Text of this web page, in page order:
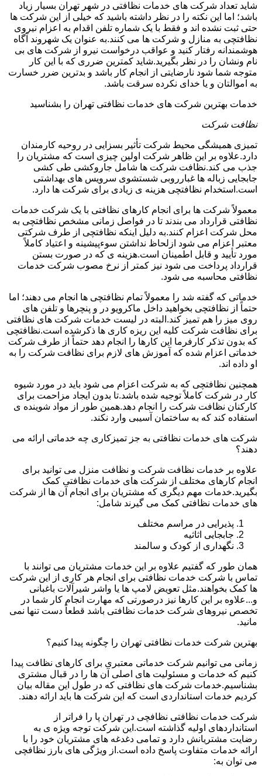
شاید تعداد شرکت های خدمات نظافتی در شهر تهران بسیار زیاد
باشد؛ اما این نکته را در نظر داشته باشید که خیلی از این شرکت ها
حتی ثبت نشده اند و فقط با یک شماره تلفن اقدام به اعزام نیروی
نظافتچی به منازل و شرکت ها می کنند.به عنوان یک شهروند آگاه
هوشمندانه رفتار کنید و عواقب درخواست نیرو از شرکت های بی
نام ونشان را در نظر بگیرید.شاید کمترین ضرری که با این کار
متوجه شما شود نارضایتی از انجام کار باشد و بدترین ضرر خسارت
به اموالتان و یا خدای نکرده سرقت باشد.
خدمات بهترین شرکت های خدمات نظافتی تهران را بشناسید
نظافت شرکت
تمیزی همیشگی محیط شرکت تأثیر بسزایی در روحیه کارمندان
دارد.علاوه بر این ظاهر شرکت اولین چیزی است که مشتریان را
جذب می کند.نظافت شرکت ها شامل جاروکشی طی کشی
جابجایی زباله ها غبارروبی شستشوی سرویس های بهداشتی
است.استخدام نظافتچی هزینه ی زیادی برای شرکت ها دارد.
معمولاً شرکت ها برای انجام کارهای نظافتی با یک شرکت خدمات
نظافتی قرارداد می بندند تا در فواصل زمانی مشخص نظافتچی به
محل شرکت اعزام کنند.به دلیل اینکه نظافتچی از طرف شرکتی
معتبر اعزام می شود ازلحاظ نداشتن سوءپیشینه و اعتیاد کاملاً
مورد تأیید و قابل اطمینان است.هزینه ی که در صورت بستن
قرارداد پرداخت می شود نیز کمتر از نرخ مصوب شرکت خدمات
نظافتی محاسبه می شود.
خدماتی که گفته شد را معمولاً تمام نظافتچی ها انجام می دهند؛ اما
حتماً از نظافتچی بخواهید داخل ماکرویو در و پنچرها و تلفن های
روی میز را هم تمیز کند.البته در لیست خدمات شرکت های نظافتی
برای نظافت شرکت کلیه این ریزه کاری ها ذکرشده است.نظافتچی
که بدون تذکر کارفرما این کارها را انجام دهد حتماً از طرف شرکت
خدماتی اعزام شده که آموزش های لازم برای نظافت شرکت را به
او داده اند.
همچنین نظافتچی که به شرکت اعزام می شود باید در مورد شیوه
کار در شرکت کاملاً توجیه شده باشد.تا بدون ایجاد مزاحمت برای
کارکنان نظافت شرکت را انجام دهد.همین طور از مواد شوینده ی
استفاده کند که به ساختمان آسیبی وارد نکند.
شرکت های خدمات نظافتی به جز تمیزکاری چه خدماتی ارائه می
دهند؟
علاوه بر خدمات نظافت شرکت و نظافت منزل می توانید برای
انجام کارهای مختلف از شرکت های خدمات نظافتی کمک
بگیرید.خدمات مهم دیگری که مشتریان برای انجام آن ها از شرکت
های خدمات نظافتی کمک می گیرند شامل:
پذیرایی در مراسم مختلف
جابجایی اثاثیه
نگهداری از کودک و سالمند
همان طور که گفتیم علاوه بر این خدمات مشتریان می توانند با
تماس با شرکت خدمات نظافتی برای انجام هر کاری از این شرکت
ها کمک بخواهند.مثل تعویض لامپ ها یا واشر شیرآلات باغبانی
و...علاوه بر این کارها نیز درصورتی که مهارت انجام کار شما در
تخصص نیروهای شرکت خدمات نظافتی باشد قطعاً دست تنها نمی
مانید.
بهترین شرکت خدمات نظافتی تهران را چگونه پیدا کنیم؟
زمانی می توانیم شرکت خدماتی معتبری برای کارهای نظافت پیدا
کنیم که خدمات و مسئولیت های اصلی آن ها را در قبال مشتری
بشناسیم.خدمات شرکت های نظافتی که در طول این مقاله بیان
کردیم خدمات استانداردی است که این شرکت ها باید ارائه دهند.
شرکت خدمات نظافتی نظافچی در تهران پا را فراتر از
استانداردهای اولیه گذاشته است.این شرکت توجه ویژه ی به
رضایت مشتریانش دارد و تمامی دغدغه های مشتریان خود را با
ارائه خدمات متفاوت پاسخ داده است.از ویژگی های بارز نظافچی
می توان به: